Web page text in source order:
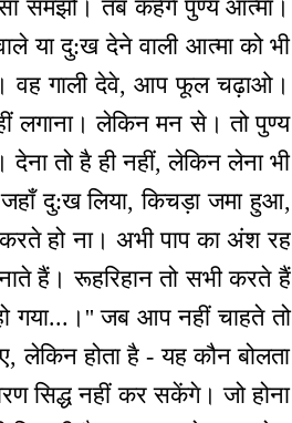
समझो। तब कहेंगे पुण्य आत्मा।
या दु:ख देने वाली आत्मा को भी
वह गाली देवे, आप फूल चढ़ाओ।
लगाना। लेकिन मन से। तो पुण्य
तो है ही नहीं, लेकिन लेना भी
दु:ख लिया, किचड़ा जमा हुआ,
हो ना। अभी पाप का अंश रह
हैं। रूहरिहान तो सभी करते हैं
गया...।'' जब आप नहीं चाहते तो
लेकिन होता है - यह कौन बोलता
सिद्ध नहीं कर सकेंगे। जो होना